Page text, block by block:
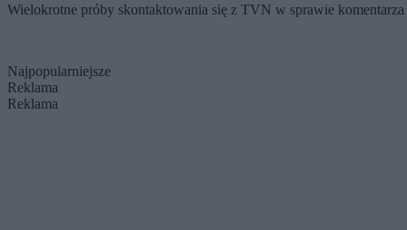
Wielokrotne próby skontaktowania się z TVN w sprawie
Najpopularniejsze
Reklama
Reklama